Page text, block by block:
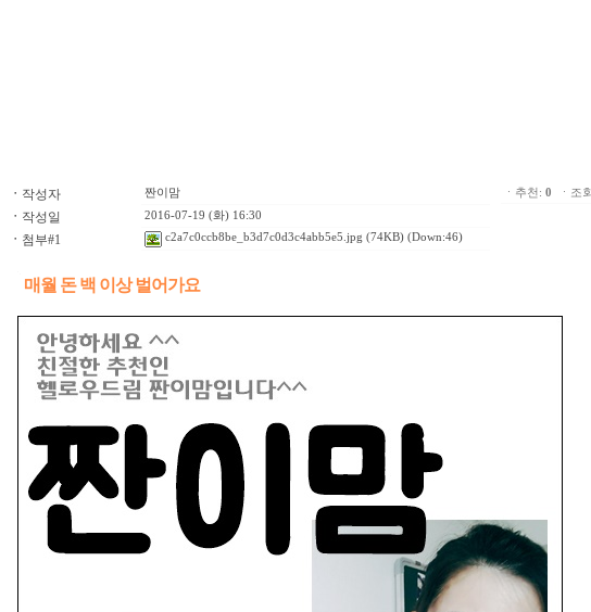
ㆍ 작성자 짠이맘
ㆍ 작성일 2016-07-19 (화) 16:30
ㆍ 첨부#1 c2a7c0ccb8be_b3d7c0d3c4abb5e5.jpg (74KB) (Down:46)
ㆍ추천: 0 ㆍ조
매월 돈 백 이상 벌어가요